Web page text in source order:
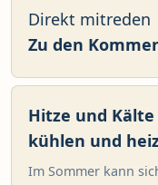
Direkt mitreden
Zu den
Hitze und
kühlen und
Im Sommer kann